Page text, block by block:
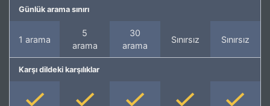
Günlük arama sınırı
1 arama
5
arama
30
arama
Sınırsız Sınırsız
Karşı dildeki karşılıklar